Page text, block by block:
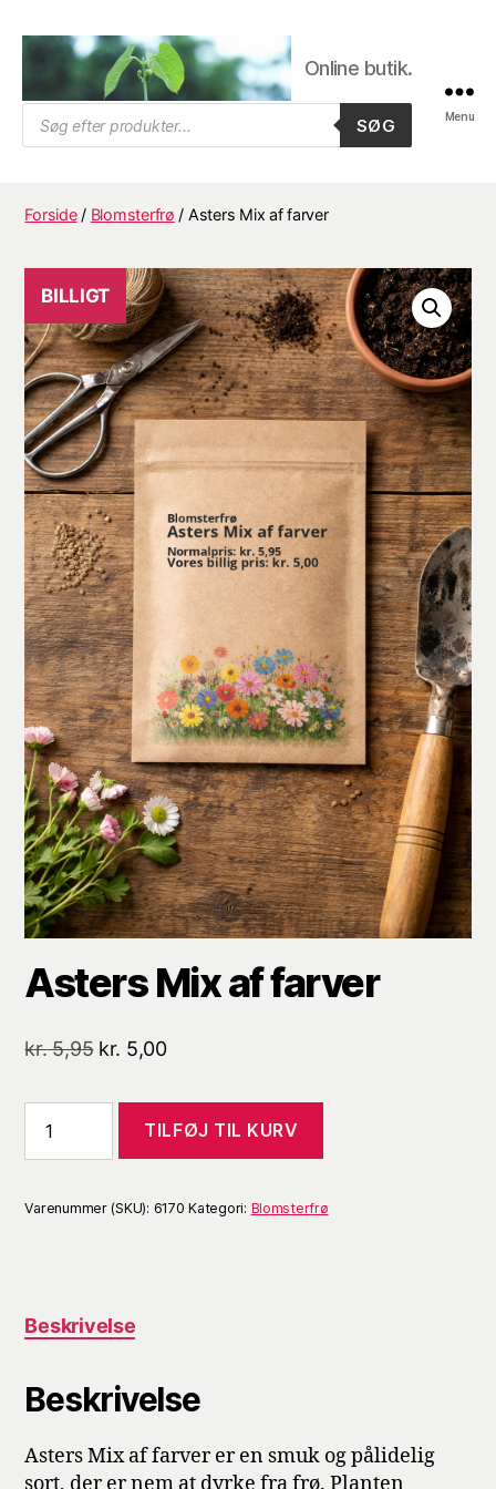
Trifolium
Frø,
Online butik.
Products
search
SØG Menu
Forside/ Blomsterfrø / Asters Mix af farver
BILLIGT
Asters Mix af farver
kr.5,95 Den
pris
kr. 5,95.
kr. 5,00Den
pris
er:
kr. 5,00.
Mix
af
antal
TILFØJ TIL KURV
Varenummer (SKU): 6170 Kategori: Blomsterfrø
Beskrivelse
Beskrivelse
Asters Mix af farver er en smuk og pålidelig
sort, der er nem at dyrke fra frø. Planten